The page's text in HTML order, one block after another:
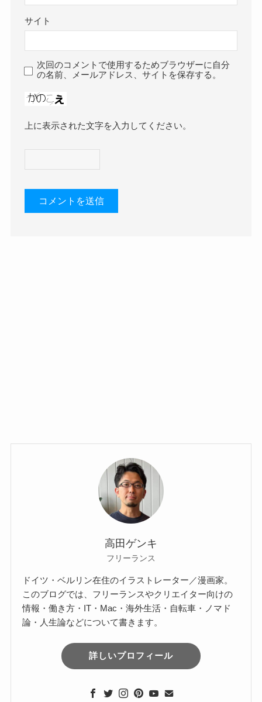
サイト
次回のコメントで使用するためブラウザーに自分
の名前、メールアドレス、サイトを保存する。
上に表示された文字を入力してください。
高田ゲンキ
フリーランス
ドイツ・ベルリン在住のイラストレーター／漫画家。
このブログでは、フリーランスやクリエイター向けの
情報・働き方・IT・Mac・海外生活・自転車・ノマド
論・人生論などについて書きます。
詳しいプロフィール